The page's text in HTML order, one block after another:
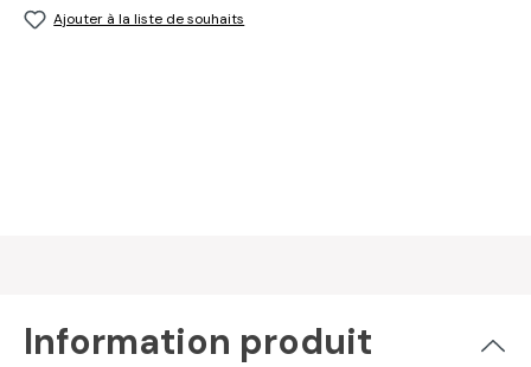
Ajouter à la liste de souhaits
Information produit